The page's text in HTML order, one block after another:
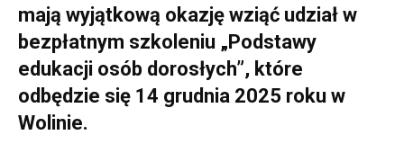
mają wyjątkową okazję wziąć udział w
bezpłatnym szkoleniu „Podstawy
edukacji osób dorosłych”, które
odbędzie się 14 grudnia 2025 roku w
Wolinie.